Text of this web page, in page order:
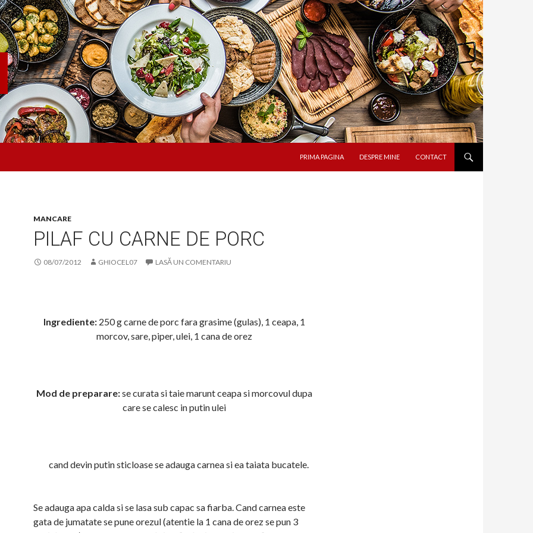
PRIMA PAGINA
DESPRE MINE CONTACT
MANCARE
PILAF CU CARNE DE PORC
08/07/2012 GHIOCEL07 LASĂ UN COMENTARIU
Ingrediente: 250 g carne de porc fara grasime (gulas), 1 ceapa, 1
morcov, sare, piper, ulei, 1 cana de orez
Mod de preparare:se curata si taie marunt ceapa si morcovul dupa
care se calesc in putin ulei
cand devin putin sticloase se adauga carnea si ea taiata bucatele.
Se adauga apa calda si se lasa sub capac sa fiarba. Cand carnea este
gata de jumatate se pune orezul (atentie la 1 cana de orez se pun 3